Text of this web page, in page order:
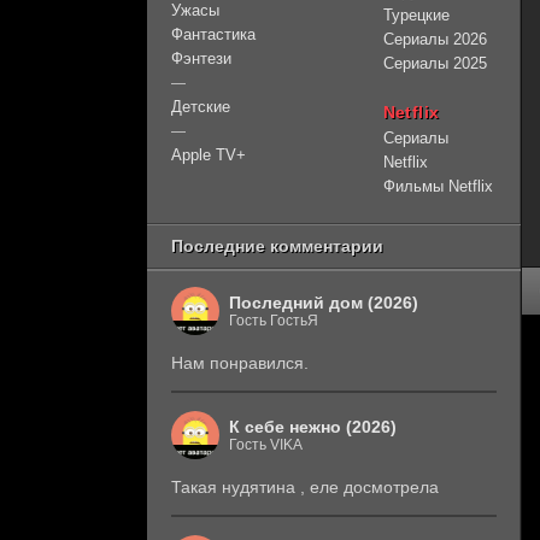
Ужасы
Фантастика
Фэнтези
—
Детские
—
Apple TV+
Турецкие
Сериалы 2026
Сериалы 2025
Netflix
Сериалы
Netflix
Фильмы Netflix
Последние комментарии
Последний дом (2026)
Гость ГостьЯ
Нам понравился.
К себе нежно (2026)
Гость VIKA
Такая нудятина , еле досмотрела